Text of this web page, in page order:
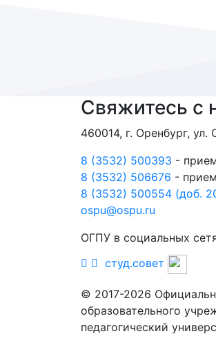
Свяжитесь с
460014, г. Оренбург, ул.
8 (3532) 500393 -
8 (3532) 506676 -
8 (3532) 500554 (доб.
ospu@ospu.ru
ОГПУ в социальных
студ.совет
© 2017-2026
образовательного
педагогический